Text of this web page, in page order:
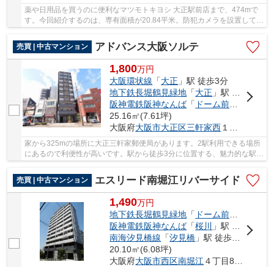
薬や日用品を買うのに便利なマツモトキヨシ 大正駅前店まで、474mで
す。今回紹介するのは、専有面積が20.84平米。防犯カメラを設置してお
売買 | 中古マンション
アドバンス大阪ソルテ
1,800万円
大阪環状線 「大正 」駅 徒歩3分
地下鉄長堀鶴見緑地 「大正 」駅 徒歩1分
阪神電鉄阪神なんば「 ドーム前 」駅 徒歩9
25.16㎡(7.61坪)
大阪府大阪市大正区三軒家西 １丁目25-6
家から325mの場所に大正三軒家郵便局があります。2駅利用できる場所
にあるので利便性が高いです。駅から徒歩3分に位置する、魅力的な駅近
売買 | 中古マンション
エスリード南堀江リバーサイド
1,490万円
地下鉄長堀鶴見緑地 「 ドーム前千代崎
阪神電鉄阪神なんば「桜川
」駅 徒歩7分
南海汐見橋線 「汐見橋 」駅 徒歩7分
20.10㎡(6.08坪)
大阪府大阪市西区南堀江 ４丁目8-17